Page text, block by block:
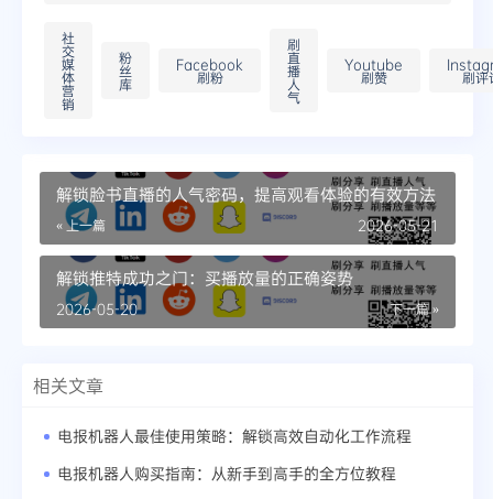
社
交
媒
体
营
销
粉
丝
库
Facebook
刷粉
刷
直
播
人
气
Youtube
刷赞 刷评
解锁脸书直播的人气密码，提高观看体验的有效方法
« 上一篇 2026-05-21
解锁推特成功之门：买播放量的正确姿势
下一篇 »
2026-05-20
相关文章
电报机器人最佳使用策略：解锁高效自动化工作流程
电报机器人购买指南：从新手到高手的全方位教程